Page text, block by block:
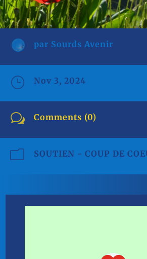
par Sourds Avenir
} Nov 3, 2024
w Comments (0)
m SOUTIEN - COUP DE